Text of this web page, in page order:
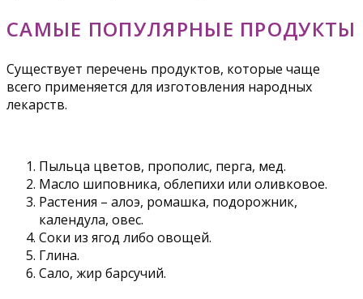
САМЫЕ ПОПУЛЯРНЫЕ ПРОДУКТЫ
Существует перечень продуктов, которые чаще
всего применяется для изготовления народных
лекарств.
Пыльца цветов, прополис, перга, мед.
Масло шиповника, облепихи или оливковое.
Растения – алоэ, ромашка, подорожник,
календула, овес.
Соки из ягод либо овощей.
Глина.
Сало, жир барсучий.